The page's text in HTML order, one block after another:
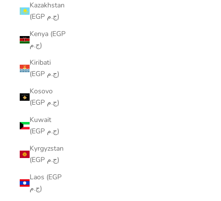
Kazakhstan
(EGP ج.م)
Kenya (EGP
ج.م)
Kiribati
(EGP ج.م)
Kosovo
(EGP ج.م)
Kuwait
(EGP ج.م)
Kyrgyzstan
(EGP ج.م)
Laos (EGP
ج.م)